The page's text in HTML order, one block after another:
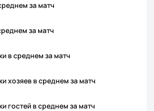
за матч
за матч
в среднем за матч
хозяев в среднем за матч
гостей в среднем за матч